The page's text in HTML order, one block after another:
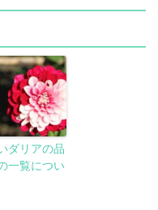
ダリアの品
一覧につい